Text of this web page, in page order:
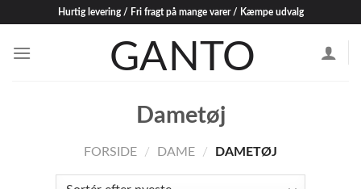
content
Hurtig levering / Fri fragt på mange varer / Kæmpe udvalg
Dametøj
FORSIDE / DAME / DAMETØJ